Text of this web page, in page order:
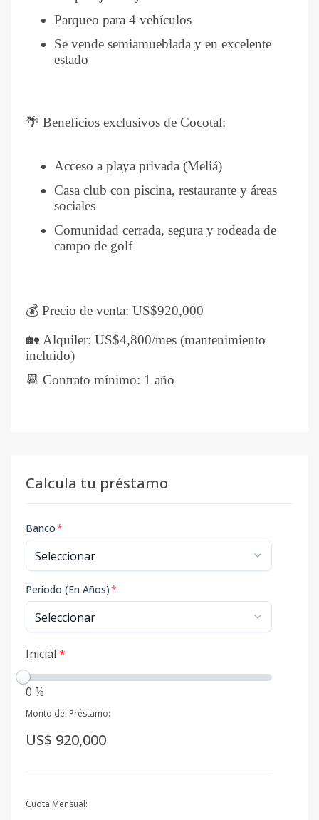
Parqueo para 4 vehículos
Se vende semiamueblada y en excelente
estado
🌴 Beneficios exclusivos de Cocotal:
Acceso a playa privada (Meliá)
Casa club con piscina, restaurante y áreas
sociales
Comunidad cerrada, segura y rodeada de
campo de golf
💰 Precio de venta: US$920,000
🏡 Alquiler: US$4,800/mes (mantenimiento
incluido)
📆 Contrato mínimo: 1 año
Calcula tu préstamo
Banco*
Período (En Años)*
Inicial *
0 %
Monto del Préstamo:
US$ 920,000
Cuota Mensual: